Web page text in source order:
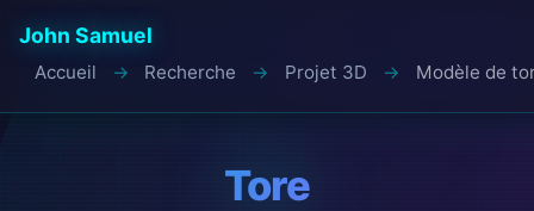
John Samuel
Accueil Recherche Projet 3D Modèle de
Tore